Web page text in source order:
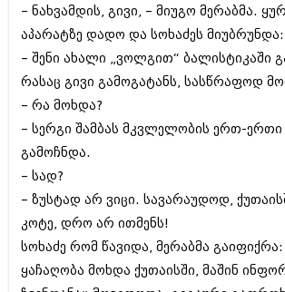
– ნახვამდის, გივი, – მიუგო მერაბმა.
აპარატზე დადო და სოხაძეს მიუბრუნდა:
– შენი ახალი „ვოლგით“ ბალისტიკაში
რასაც გივი გამოგატანს, სასწრაფოდ
– რა მოხდა?
– სერგი შამბას მკვლელობის ერთ-
გამოჩნდა.
– სად?
– ზუსტად არ ვიცი. სავარაუდოდ,
კოტე, დრო არ ითმენს!
სოხაძე რომ წავიდა, მერაბმა
ყაჩაღობა მოხდა ქუთაისში, მაშინ